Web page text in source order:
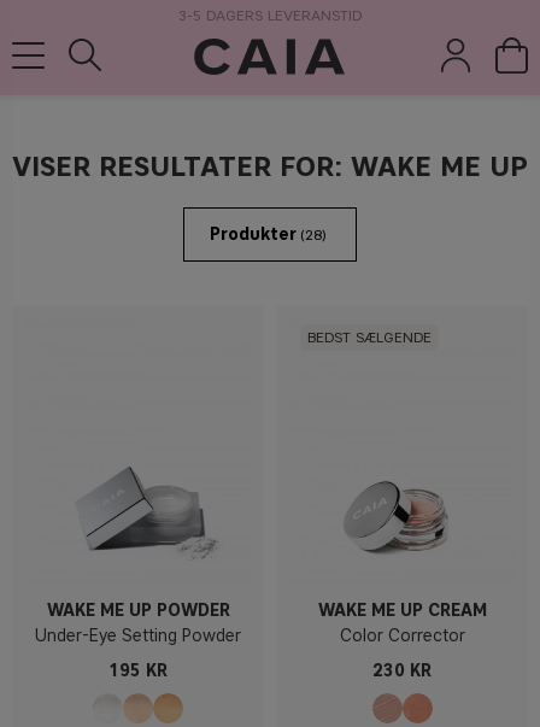
3-5 DAGERS LEVERANSTID
VISER RESULTATER FOR: WAKE ME UP
Produkter (28)
WAKE ME UP POWDER
Under-Eye Setting Powder
195 KR
BEDST SÆLGENDE
WAKE ME UP CREAM
Color Corrector
230 KR